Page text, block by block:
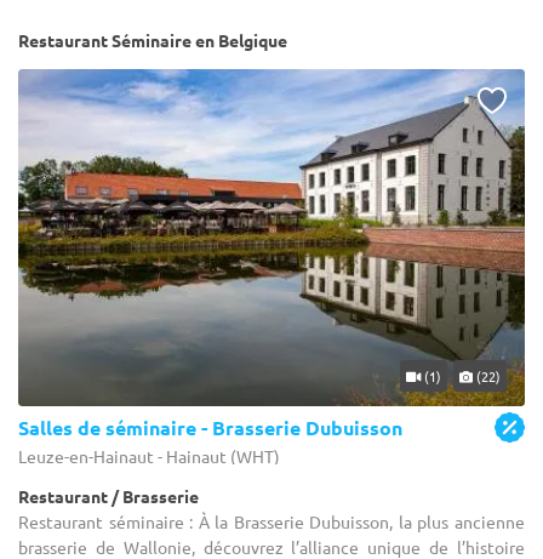
Restaurant Séminaire en Belgique
(1) (22)
Salles de séminaire - Brasserie Dubuisson
Leuze-en-Hainaut - Hainaut (WHT)
Restaurant / Brasserie
Restaurant séminaire : À la Brasserie Dubuisson, la plus ancienne
brasserie de Wallonie, découvrez l’alliance unique de l’histoire